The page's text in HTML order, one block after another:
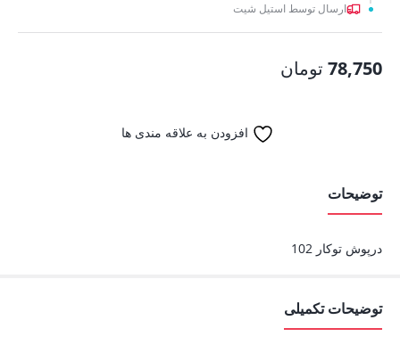
ارسال توسط استیل شیت
78,750 تومان
افزودن به علاقه مندی ها
توضیحات
درپوش توکار 102
توضیحات تکمیلی